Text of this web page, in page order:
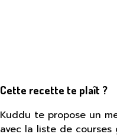
Cette recette te plaît ?
Kuddu te propose un
avec la liste de